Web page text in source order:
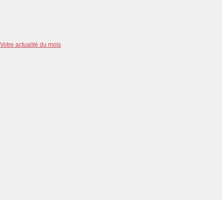
Votre actualité du mois